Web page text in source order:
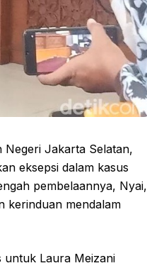
Negeri Jakarta Selatan,
eksepsi dalam kasus
pembelaannya, Nyai,
kerinduan mendalam
untuk Laura Meizani